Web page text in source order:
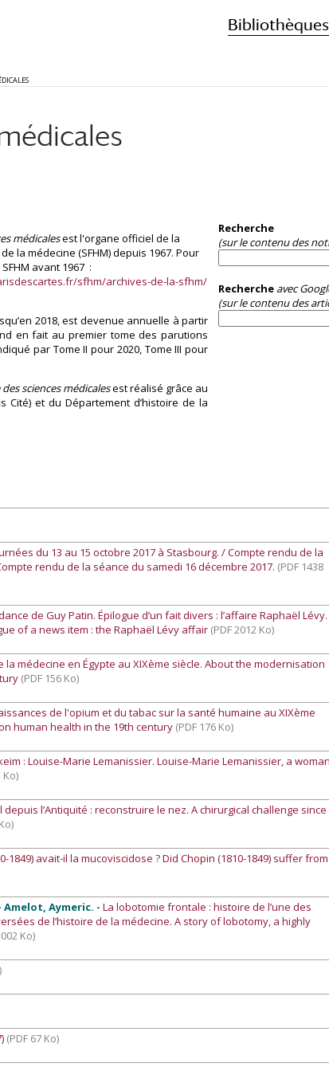
médicalesest l'organe officiel de la
la médecine (SFHM) depuis 1967. Pour
avant 1967 :
sfhm/archives-de-la-sfhm/
2018, est devenue annuelle à partir
en fait au premier tome des parutions
par Tome II pour 2020, Tome III pour
sciences médicalesest réalisé grâce au
Cité) et du Département d’histoire de la
Recherche
(sur le contenu des
Recherche avec
(sur le contenu des
du 13 au 15 octobre 2017 à Stasbourg. / Compte rendu de la
rendu de la séance du samedi 16 décembre 2017. (PDF 1438
de Guy Patin. Épilogue d’un fait divers : l’affaire Raphaël Lévy.
of a news item : the Raphaël Lévy affair (PDF 2012 Ko)
médecine en Égypte au XIXème siècle. About the modernisation
(PDF 156 Ko)
de l'opium et du tabac sur la santé humaine au XIXème
human health in the 19th century (PDF 176 Ko)
: Louise-Marie Lemanissier. Louise-Marie Lemanissier, a woman
Ko)
l’Antiquité : reconstruire le nez. A chirurgical challenge since
1849) avait-il la mucoviscidose ? Did Chopin (1810-1849) suffer from
Amelot, Aymeric. -La lobotomie frontale : histoire de l’une des
de l’histoire de la médecine. A story of lobotomy, a highly
Ko)
(PDF 67 Ko)